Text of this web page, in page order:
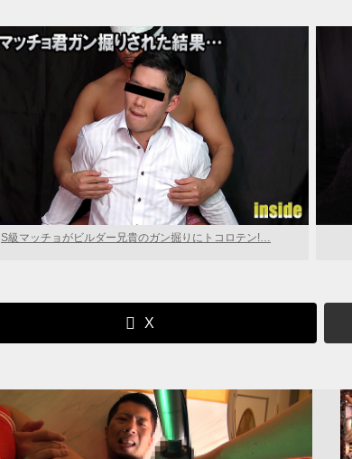
S級マッチョがビルダー兄貴のガン掘りにトコロテン!…
X